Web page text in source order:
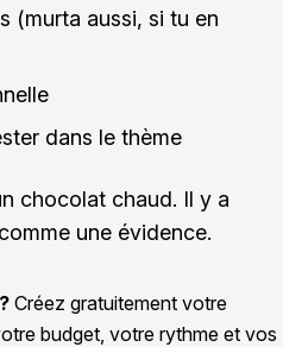
(murta aussi, si tu en
dans le thème
chocolat chaud. Il y a
une évidence.
Créez gratuitement votre
budget, votre rythme et vos